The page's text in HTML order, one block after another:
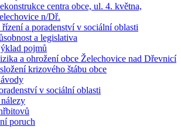
centra obce, ul. 4. května,
n/Dř.
a poradenství v sociální oblasti
a legislativa
pojmů
a ohrožení obce Želechovice nad Dřevnicí
krizového štábu obce
v sociální oblasti
poruch